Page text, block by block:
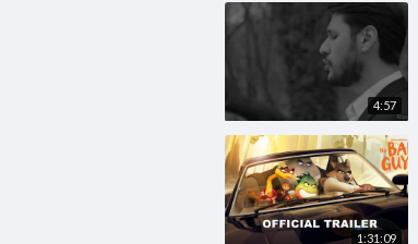
4:57
1:31:09